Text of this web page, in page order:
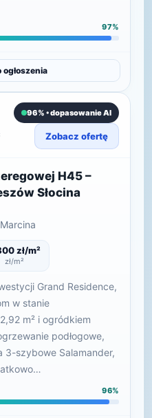
97%
96% • dopasowanie AI
Zobacz ofertę
H45 –
Słocina
zł/m²
zł/m²
Grand Residence,
w stanie
m² i ogródkiem
podłogowe,
3-szybowe Salamander,
96%